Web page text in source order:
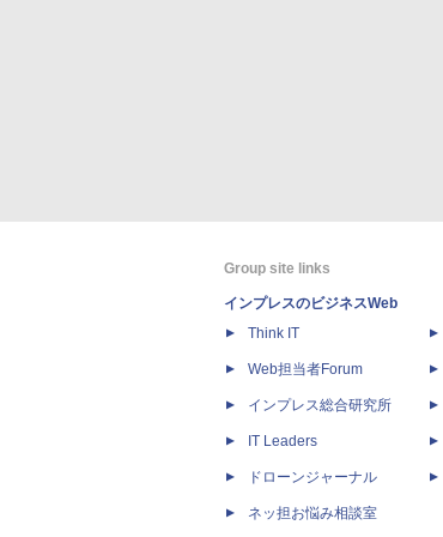
Group site links
インプレスのビジネスWeb
Think IT
Web担当者Forum
インプレス総合研究所
IT Leaders
ドローンジャーナル
ネッ担お悩み相談室